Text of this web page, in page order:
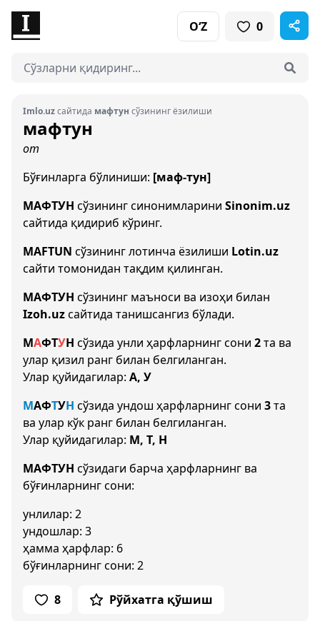
O‘Z 0
Imlo.uzсайтида мафтун сўзининг ёзилиши
мафтун
от
Бўғинларга бўлиниши: [маф-тун]
МАФТУН сўзининг синонимларини Sinonim.uz
сайтида қидириб кўринг.
MAFTUN сўзининг лотинча ёзилиши Lotin.uz
сайти томонидан тақдим қилинган.
МАФТУН сўзининг маъноси ва изоҳи билан
Izoh.uzсайтида танишсангиз бўлади.
МАФТУН сўзида унли ҳарфларнинг сони 2та ва
улар қизил ранг билан белгиланган.
Улар қуйидагилар: А, У
МАФТУН сўзида ундош ҳарфларнинг сони 3та
ва улар кўк ранг билан белгиланган.
Улар қуйидагилар: М, Т, Н
МАФТУН сўзидаги барча ҳарфларнинг ва
бўғинларнинг сони:
унлилар: 2
ундошлар: 3
ҳамма ҳарфлар: 6
бўғинларнинг сони: 2
8 Рўйхатга қўшиш